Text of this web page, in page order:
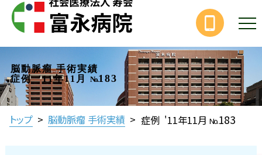
脳動脈瘤 手術実績
症例 '11年11月
No.183
トップ > 脳動脈瘤 手術実績 > 症例 '11年11月 No.183